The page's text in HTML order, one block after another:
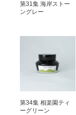
第31集 海岸ストー
ングレー
第34集 相楽園ティ
ーグリーン